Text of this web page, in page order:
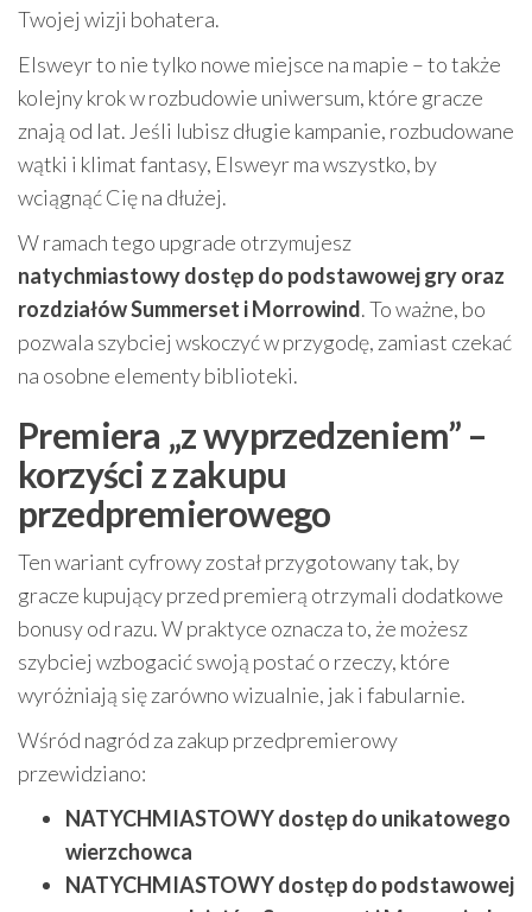
Twojej wizji bohatera.
Elsweyr to nie tylko nowe miejsce na mapie – to także
kolejny krok w rozbudowie uniwersum, które gracze
znają od lat. Jeśli lubisz długie kampanie, rozbudowane
wątki i klimat fantasy, Elsweyr ma wszystko, by
wciągnąć Cię na dłużej.
W ramach tego upgrade otrzymujesz
natychmiastowy dostęp do podstawowej gry oraz
rozdziałów Summerset i Morrowind. To ważne, bo
pozwala szybciej wskoczyć w przygodę, zamiast czekać
na osobne elementy biblioteki.
Premiera „z wyprzedzeniem” –
korzyści z zakupu
przedpremierowego
Ten wariant cyfrowy został przygotowany tak, by
gracze kupujący przed premierą otrzymali dodatkowe
bonusy od razu. W praktyce oznacza to, że możesz
szybciej wzbogacić swoją postać o rzeczy, które
wyróżniają się zarówno wizualnie, jak i fabularnie.
Wśród nagród za zakup przedpremierowy
przewidziano:
NATYCHMIASTOWY dostęp do unikatowego
wierzchowca
NATYCHMIASTOWY dostęp do podstawowej